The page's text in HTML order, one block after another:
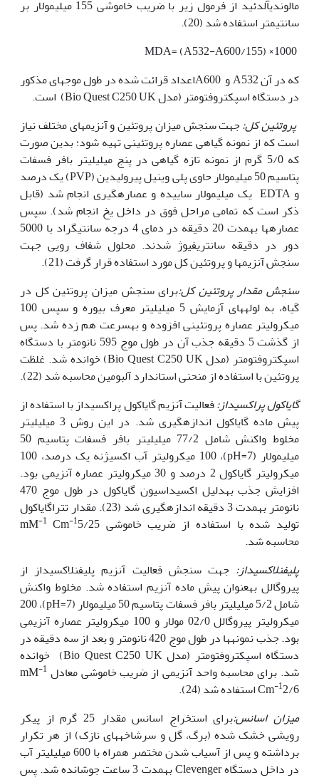
مالون‏دی‏آلدئید از فرمول زیر با ضریب خاموشی 155 میلی‏مولار بر
سانتی‏متر استفاده شد (20).
که در آن A532 و A600اعداد قرائت شده در طول موج‏های مذکور
در دستگاه اسپکتروفتومتر (مدل Bio Quest C250 UK) است.
پروتئین کل:جهت سنجش میزان پروتئین و آنزیم‏های مختلف نیاز
است که از نمونه گیاهی عصاره پروتئینی تهیه شود؛ بدین صورت
که 5/0 گرم از نمونه تازه گیاهی در پنج میلی‏لیتر بافر فسفات
پتاسیم 50 میلی‏مولار حاوی پلی وینیل پیرولیدین (PVP) یک درصد
و EDTA یک میلی‏مولار ساییده و عصاره‏گیری انجام شد (قابل
ذکر است که تمامی مراحل فوق در داخل یخ انجام شد). سپس
عصاره‏ها به­مدت 20 دقیقه در دمای 4 درجه سانتی‏گراد با 5000
دور در دقیقه سانتریفیوژ شدند. محلول شفاف رویی جهت
سنجش آنزیم‏ها و پروتئین کل مورد استفاده قرار گرفت (21).
سنجش مقدارپروتئین کل:برای سنجش میزان پروتئین کل در
گیاه، به لوله‏های آزمایش 5 میلی‏لیتر معرف بیوره و سپس 100
میکرو‏لیتر عصاره پروتئینی افزوده و به‏سرعت هم زده شد. پس
از گذشت 5 دقیقه جذب آن در طول موج 595 نانومتر با دستگاه
اسپکتروفتومتر (مدل Bio Quest C250 UK) خوانده شد. غلظت
پروتئین با استفاده از منحنی استاندارد آلبومین محاسبه شد (22).
گایاکول پراکسیداز:فعالیت آنزیم گایاکول پراکسیداز با استفاده از
پیش ماده گایاکول اندازه‏گیری شد. در این روش 3 میلی‏لیتر
مخلوط واکنش شامل 77/2 میلی‏لیتر بافر فسفات پتاسیم 50
میلی‏مولار (pH=7)، 100 میکرولیتر آب اکسیژنه یک درصد، 100
میکرولیتر گایاکول 2 درصد و 30 میکرولیتر عصاره آنزیمی بود.
افزایش جذب به­دلیل اکسیداسیون گایاکول در طول موج 470
نانومتر به­مدت 3 دقیقه اندازه‏گیری شد (23). مقدار تتراگایاکول
تولید شده با استفاده از ضریب خاموشی mM
-1 Cm-15/25
محاسبه شد.
پلی‏فنل‏اکسیداز: جهت سنجش فعالیت آنزیم پلی‏فنل‏اکسیداز از
پیروگالل به­عنوان پیش ماده آنزیم استفاده شد. مخلوط واکنش
شامل 5/2 میلی‏لیتر بافر فسفات پتاسیم 50 میلی‏مولار (pH=7)، 200
میکرولیتر پیروگالل 02/0 مولار و 100 میکرولیتر عصاره آنزیمی
بود. جذب نمونه‏ها در طول موج 420 نانومتر و بعد از سه دقیقه در
دستگاه اسپکتروفتومتر (مدل Bio Quest C250 UK) خوانده
شد. برای محاسبه واحد آنزیمی از ضریب خاموشی معادل mM -1
Cm-12/6 استفاده شد (24).
میزان اسانس:
برای استخراج اسانس مقدار 25 گرم از پیکر
رویشی خشک شده (برگ، گل و سرشاخه­های نازک) از هر تکرار
برداشته و پس از آسیاب شدن مختصر همراه با 600 میلی‏لیتر آب
در داخل دستگاه Clevenger به­مدت 3 ساعت جوشانده شد. پس